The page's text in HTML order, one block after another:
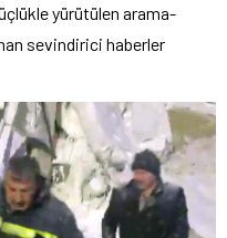
yürütülen arama-
sevindirici haberler